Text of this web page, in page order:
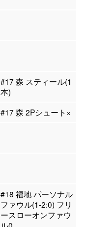
#17 森 スティール(1
本)
#17 森 2Pシュート×
#18 福地 パーソナル
ファウル(1-2:0) フリ
ースローオンファウ